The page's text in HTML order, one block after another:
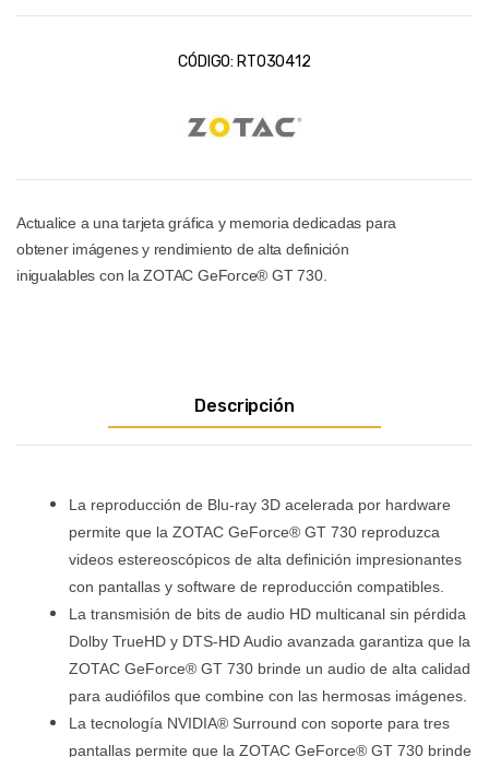
CÓDIGO: RT030412
Actualice a una tarjeta gráfica y memoria dedicadas para
obtener imágenes y rendimiento de alta definición
inigualables con la ZOTAC GeForce® GT 730.
Descripción
La reproducción de Blu-ray 3D acelerada por hardware
permite que la ZOTAC GeForce® GT 730 reproduzca
videos estereoscópicos de alta definición impresionantes
con pantallas y software de reproducción compatibles.
La transmisión de bits de audio HD multicanal sin pérdida
Dolby TrueHD y DTS-HD Audio avanzada garantiza que la
ZOTAC GeForce® GT 730 brinde un audio de alta calidad
para audiófilos que combine con las hermosas imágenes.
La tecnología NVIDIA® Surround con soporte para tres
pantallas permite que la ZOTAC GeForce® GT 730 brinde